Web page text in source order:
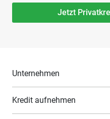
Jetzt
Unternehmen
Kredit aufnehmen